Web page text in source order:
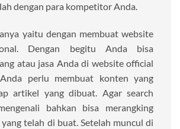
dengan para kompetitor Anda.
yaitu dengan membuat website
Dengan begitu Anda bisa
atau jasa Anda di website official
perlu membuat konten yang
artikel yang dibuat. Agar search
bahkan bisa merangking
telah di buat. Setelah muncul di